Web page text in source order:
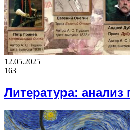
12.05.2025
163
Литература: анализ